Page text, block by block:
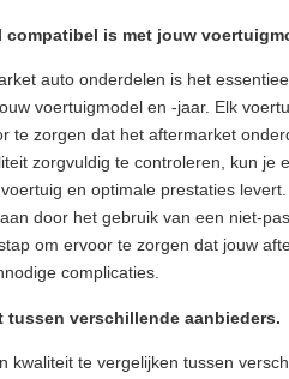
is met jouw
auto onderdelen is het
voertuigmodel en -jaar. Elk
te zorgen dat het aftermarket
zorgvuldig te controleren, kun je
en optimale prestaties
​​door het gebruik van een niet-
om ervoor te zorgen dat jouw
complicaties.
tussen verschillende aanbieders.
kwaliteit te vergelijken tussen